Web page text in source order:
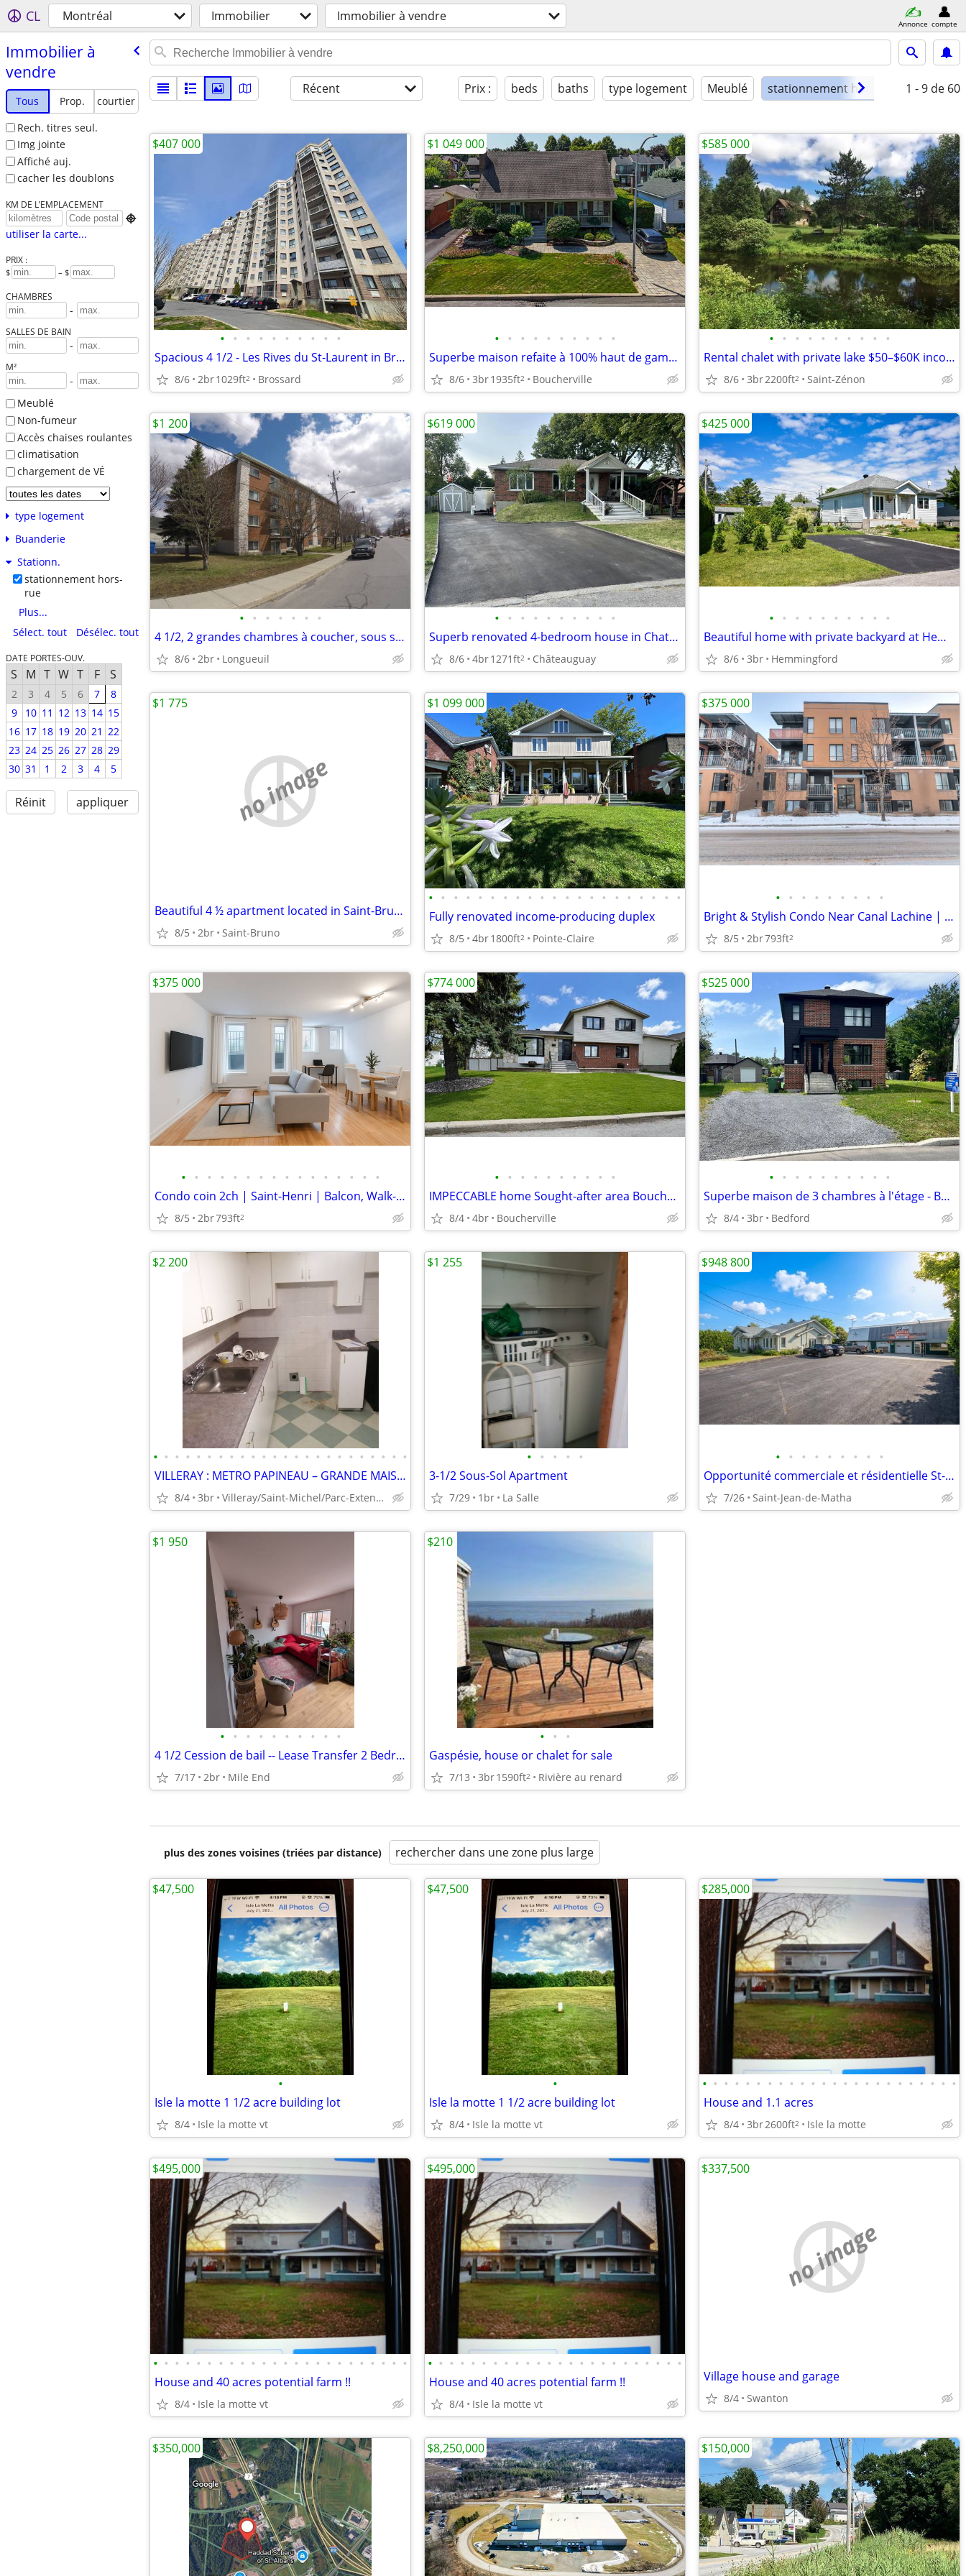
CL Montréal Immobilier Immobilier à vendre Annonce compte
Immobilier à
vendre
Tous Prop.
courtier
Rech. titres seul.
Img jointe
Affiché auj.
cacher les doublons
KM DE L’EMPLACEMENT

utiliser la carte...
PRIX :
$ – $
CHAMBRES
-
SALLES DE BAIN
-
M²
-
Meublé
Non-fumeur
Accès chaises roulantes
climatisation
chargement de VÉ
type logement
Buanderie
Stationn.
stationnement hors-
rue
Plus...
Sélect. tout
Désélec. tout
DATE PORTES-OUV.
S M T W T F S
2 3 4 5 6 7
8
9
10 11 12 13 14 15
16 17 18 19 20 21 22
23 24 25 26 27 28 29
30 31 1 2 3 4 5
Réinit appliquer
Récent Prix : beds baths type logement Meublé stationnement hors-rue 1 - 9 de 60
• • • • • • • • • •
Spacious 4 1/2 - Les Rives du St-Laurent in Brossard
8/6 2br1029ft2 Brossard
$407 000
• • • • • • • • • •
Superbe maison refaite à 100% haut de gamme à Boucherville
8/6 3br1935ft2 Boucherville
$1 049 000
• • • • • • • • • •
Rental chalet with private lake $50–$60K income potential, St-Zenon
8/6 3br2200ft2 Saint-Zénon
$585 000
• • • • • • •
4 1/2, 2 grandes chambres à coucher, sous sol, Longueuil
8/6 2br Longueuil
$1 200
• • • • • • • • • •
Superb renovated 4-bedroom house in Chateauguay
8/6 4br1271ft2 Châteauguay
$619 000
• • • • • • • • • •
Beautiful home with private backyard at Hemmingford
8/6 3br Hemmingford
$425 000
no image
Beautiful 4 ½ apartment located in Saint-Bruno
8/5 2br Saint-Bruno
$1 775
• • • • • • • • • • • • • • • • • • • • •
Fully renovated income-producing duplex
8/5 4br1800ft2 Pointe-Claire
$1 099 000
• • • • • • • • •
Bright & Stylish Condo Near Canal Lachine | Move-In Ready
8/5 2br793ft2
$375 000
• • • • • • • • • • • • • • • •
Condo coin 2ch | Saint-Henri | Balcon, Walk-in, Stationnement inclus
8/5 2br793ft2
$375 000
• • • • • • • • • •
IMPECCABLE home Sought-after area Boucherville
8/4 4br Boucherville
$774 000
• • • • • • • • • •
Superbe maison de 3 chambres à l'étage - Bedford
8/4 3br Bedford
$525 000
• • • • • • • • • • • • • • • • • • • • • • • •
VILLERAY : METRO PAPINEAU – GRANDE MAISON 5 ½ AVEC SOUS-SOL
8/4 3br Villeray/Saint-Michel/Parc-Extension (Montréal)
$2 200
• • • • •
3-1/2 Sous-Sol Apartment
7/29 1br La Salle
$1 255
• • • • • • • • •
Opportunité commerciale et résidentielle St-Jean-de-Matha
7/26 Saint-Jean-de-Matha
$948 800
• • • • • • • • • •
4 1/2 Cession de bail -- Lease Transfer 2 Bedrooms!!!
7/17 2br Mile End
$1 950
• • •
Gaspésie, house or chalet for sale
7/13 3br1590ft2 Rivière au renard
$210
plus des zones voisines (triées par distance) rechercher dans une zone plus large
•
Isle la motte 1 1/2 acre building lot
8/4 Isle la motte vt
$47,500
•
Isle la motte 1 1/2 acre building lot
8/4 Isle la motte vt
$47,500
• • • • • • • • • • • • • • • • • • • • • • • •
House and 1.1 acres
8/4 3br2600ft2 Isle la motte
$285,000
• • • • • • • • • • • • • • • • • • • • • • • •
House and 40 acres potential farm !!
8/4 Isle la motte vt
$495,000
• • • • • • • • • • • • • • • • • • • • • • • •
House and 40 acres potential farm !!
8/4 Isle la motte vt
$495,000
no image
Village house and garage
8/4 Swanton
$337,500
$350,000 $8,250,000 $150,000